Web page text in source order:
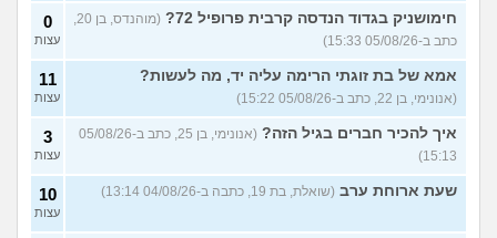
בטיילת או מועדון?
(רואי, בן
26)
8
עצות
לוקח אותי לדייטים גרועים
האם להמשיך?
(נטע, בת 21)
17
עצות
עוד שאלות חדשות במדור
חימושניק בגדוד הנדסה קרבית פרופיל 72?
(מוהנדס, בן 20,
כתב ב-05/08/26 15:33)
0
עצות
אמא של בת זוגתי הרימה עליה יד, מה לעשות?
(אנונימי, בן 22, כתב ב-05/08/26 15:22)
11
עצות
איך להכיר חברים בגיל הזה?
(אנונימי, בן 25, כתב ב-05/08/26
15:13)
3
עצות
שעת ארוחת ערב (שואלת, בת 19, כתבה ב-04/08/26 13:14) 10
עצות